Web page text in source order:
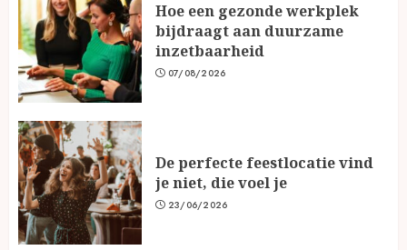
Hoe een gezonde werkplek
bijdraagt aan duurzame
inzetbaarheid
07/08/2026
De perfecte feestlocatie vind
je niet, die voel je
23/06/2026